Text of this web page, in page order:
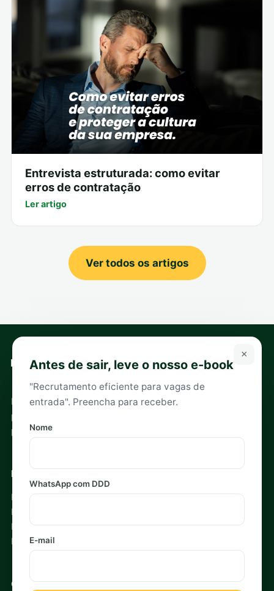
Entrevista estruturada: como evitar
erros de contratação
Ler artigo
Ver todos os artigos
×
Antes de sair, leve o nosso e-book
"Recrutamento eficiente para vagas de
entrada". Preencha para receber.
Nome
WhatsApp com DDD
E-mail
Headhunters especializados em recrutamento e seleção
para executivos e empreendedores. Sócios especialistas
por setor.
Navegação
Início
Recrutamento Estratégico
Blog
Política de Privacidade
Contato